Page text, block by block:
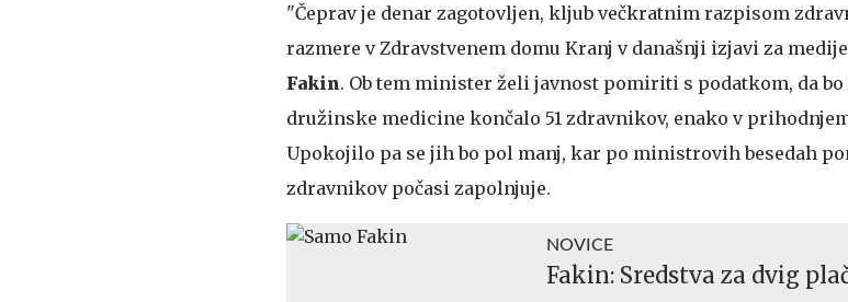
"Čeprav je denar zagotovljen, kljub večkratnim razpisom
razmere v Zdravstvenem domu Kranj v današnji izjavi za
Fakin. Ob tem minister želi javnost pomiriti s podatkom, da
družinske medicine končalo 51 zdravnikov, enako v prihodnjem
Upokojilo pa se jih bo pol manj, kar po ministrovih besedah
zdravnikov počasi zapolnjuje.
NOVICE
Fakin: Sredstva za dvig